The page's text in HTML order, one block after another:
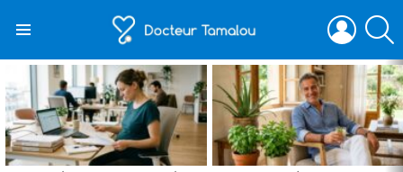
LOGIN
STORIES